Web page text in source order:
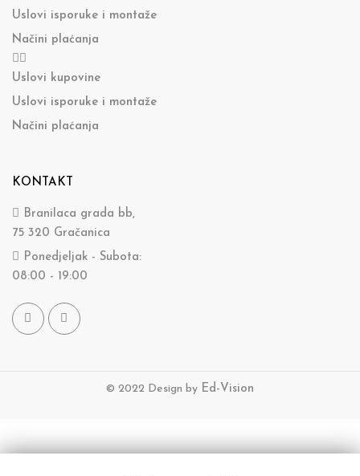
Uslovi isporuke i montaže
Načini plaćanja
Uslovi kupovine
Uslovi isporuke i montaže
Načini plaćanja
KONTAKT
Branilaca grada bb,
75 320 Gračanica
Ponedjeljak - Subota:
08:00 - 19:00
© 2022 Design by Ed-Vision